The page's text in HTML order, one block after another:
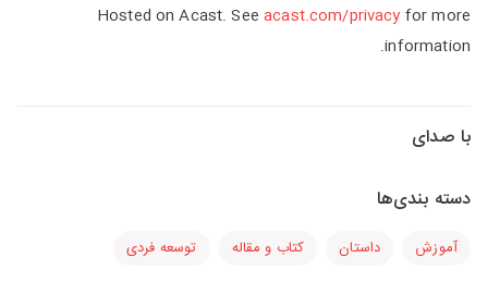
Hosted on Acast. Seeacast.com/privacy for more
information.
با صدای
دسته بندی‌ها
آموزش داستان کتاب و مقاله توسعه فردی